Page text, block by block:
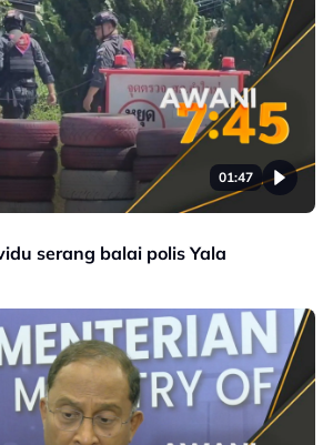
01:47
serang balai polis Yala